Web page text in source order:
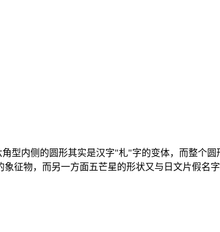
型内侧的圆形其实是汉字"札"字的变体，而整个
征物，而另一方面五芒星的形状又与日文片假名